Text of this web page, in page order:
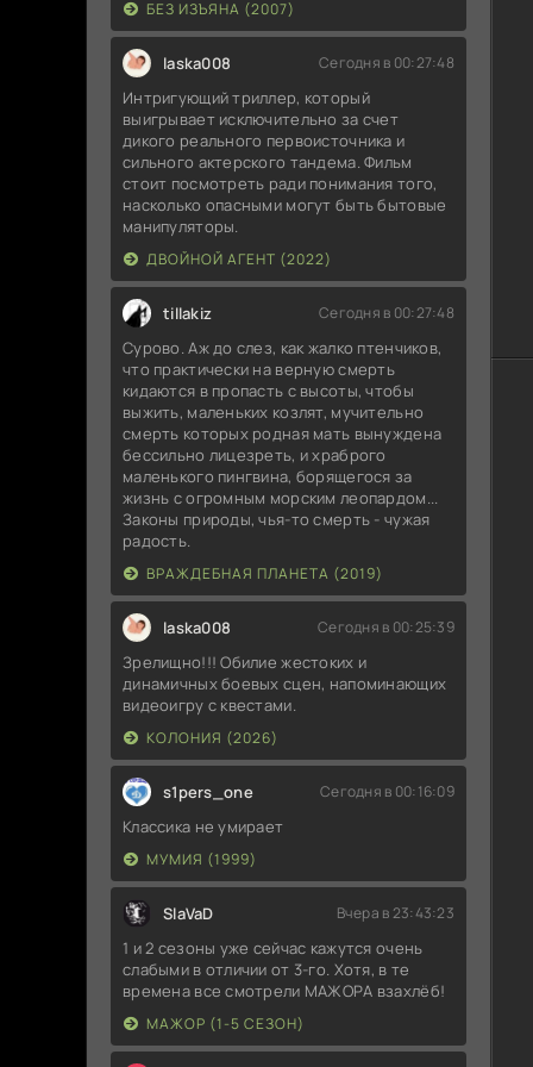
БЕЗ ИЗЪЯНА (2007)
laska008 Сегодня в 00:27:48
Интригующий триллер, который
выигрывает исключительно за счет
дикого реального первоисточника и
сильного актерского тандема. Фильм
стоит посмотреть ради понимания того,
насколько опасными могут быть бытовые
манипуляторы.
ДВОЙНОЙ АГЕНТ (2022)
tillakiz Сегодня в 00:27:48
Сурово. Аж до слез, как жалко птенчиков,
что практически на верную смерть
кидаются в пропасть с высоты, чтобы
выжить, маленьких козлят, мучительно
смерть которых родная мать вынуждена
бессильно лицезреть, и храброго
маленького пингвина, борящегося за
жизнь с огромным морским леопардом...
Законы природы, чья-то смерть - чужая
радость.
ВРАЖДЕБНАЯ ПЛАНЕТА (2019)
laska008 Сегодня в 00:25:39
Зрелищно!!! Обилие жестоких и
динамичных боевых сцен, напоминающих
видеоигру с квестами.
КОЛОНИЯ (2026)
s1pers_one Сегодня в 00:16:09
Классика не умирает
МУМИЯ (1999)
SlaVaD Вчера в 23:43:23
1 и 2 сезоны уже сейчас кажутся очень
слабыми в отличии от 3-го. Хотя, в те
времена все смотрели МАЖОРА взахлёб!
МАЖОР (1-5 СЕЗОН)